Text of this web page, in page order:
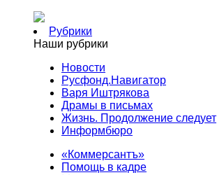
Рубрики
Наши рубрики
Новости
Русфонд.Навигатор
Варя Иштрякова
Драмы в письмах
Жизнь. Продолжение следует
Информбюро
«Коммерсантъ»
Помощь в кадре